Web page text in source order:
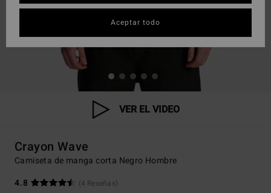
VER EL VIDEO
Crayon Wave
Camiseta de manga corta Negro Hombre
4.8
(4 Reseñas)
Aceptar todo